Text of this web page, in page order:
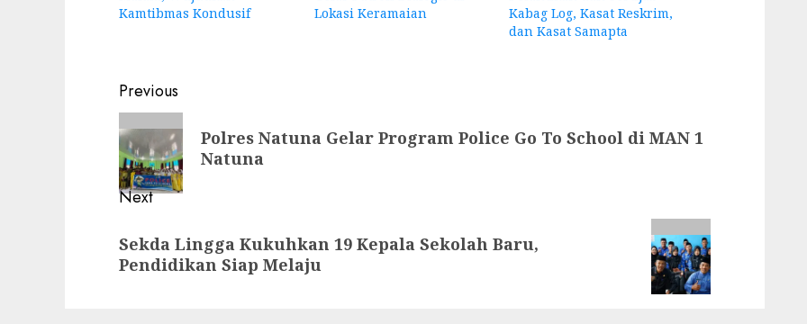
Kamtibmas Kondusif
Lokasi Keramaian
Kabag Log, Kasat Reskrim,
dan Kasat Samapta
Post
navigation
Previous
Previous
post:
Polres Natuna Gelar Program Police Go To School di MAN 1
Natuna
Next
post:
Sekda Lingga Kukuhkan 19 Kepala Sekolah Baru,
Pendidikan Siap Melaju